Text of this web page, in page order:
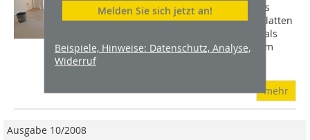
Melden Sie sich jetzt an!
Beispiele, Hinweise: Datenschutz, Analyse,
Widerruf
Gipsfaserplatten beziehungsweise aus
zementgebundenen Leicht­betonbauplatten
für viele Ausbaubereiche inzwischen als
Standard durchgesetzt haben  mit dem
aktuellen...
mehr
Ausgabe 10/2008